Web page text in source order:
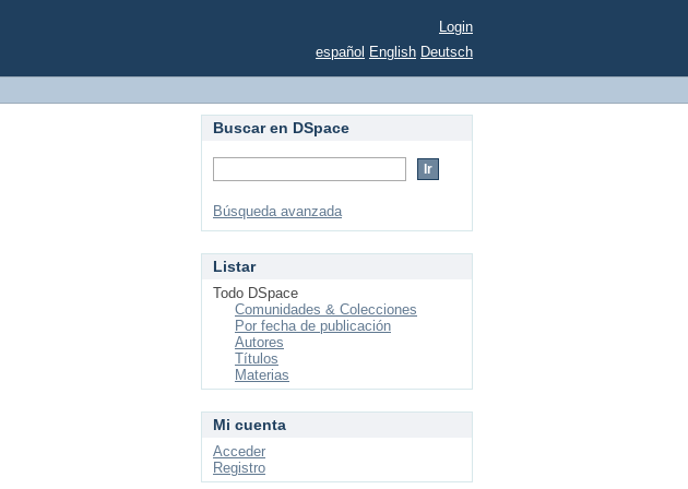
Login
español English Deutsch
Buscar en DSpace
Búsqueda avanzada
Listar
Todo DSpace
Comunidades & Colecciones
Por fecha de publicación
Autores
Títulos
Materias
Mi cuenta
Acceder
Registro